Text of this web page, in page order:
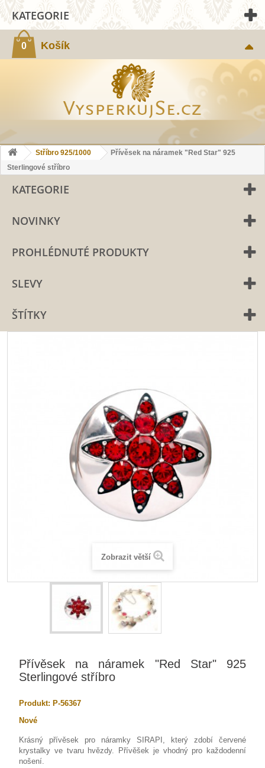
0 Košík
KATEGORIE
Stříbro 925/1000
Přívěsek na náramek "Red Star" 925
Sterlingové stříbro
KATEGORIE
NOVINKY
PROHLÉDNUTÉ PRODUKTY
SLEVY
ŠTÍTKY
Zobrazit větší
Přívěsek na náramek "Red Star" 925
Sterlingové stříbro
Produkt: P-56367
Nové
Krásný přívěsek pro náramky SIRAPI, který zdobí červené
krystalky ve tvaru hvězdy. Přívěšek je vhodný pro každodenní
nošení.